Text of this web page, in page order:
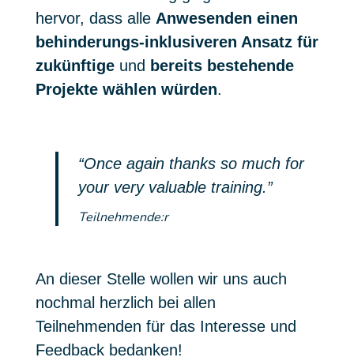
hervor, dass alle Anwesenden einen
behinderungs-inklusiveren Ansatz für
zukünftige und bereits bestehende
Projekte wählen würden.
“Once again thanks so much for
your very valuable training.”
Teilnehmende:r
An dieser Stelle wollen wir uns auch
nochmal herzlich bei allen
Teilnehmenden für das Interesse und
Feedback bedanken!